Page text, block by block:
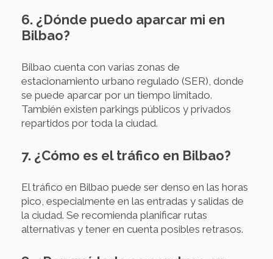
6. ¿Dónde puedo aparcar mi en
Bilbao?
Bilbao cuenta con varias zonas de
estacionamiento urbano regulado (SER), donde
se puede aparcar por un tiempo limitado.
También existen parkings públicos y privados
repartidos por toda la ciudad.
7. ¿Cómo es el tráfico en Bilbao?
El tráfico en Bilbao puede ser denso en las horas
pico, especialmente en las entradas y salidas de
la ciudad. Se recomienda planificar rutas
alternativas y tener en cuenta posibles retrasos.